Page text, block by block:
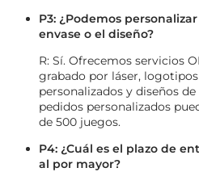
P3: ¿Podemos
envase o el diseño?
R: Sí. Ofrecemos servicios
grabado por láser,
personalizados y diseños
pedidos personalizados
de 500 juegos.
P4: ¿Cuál es el plazo de
al por mayor?